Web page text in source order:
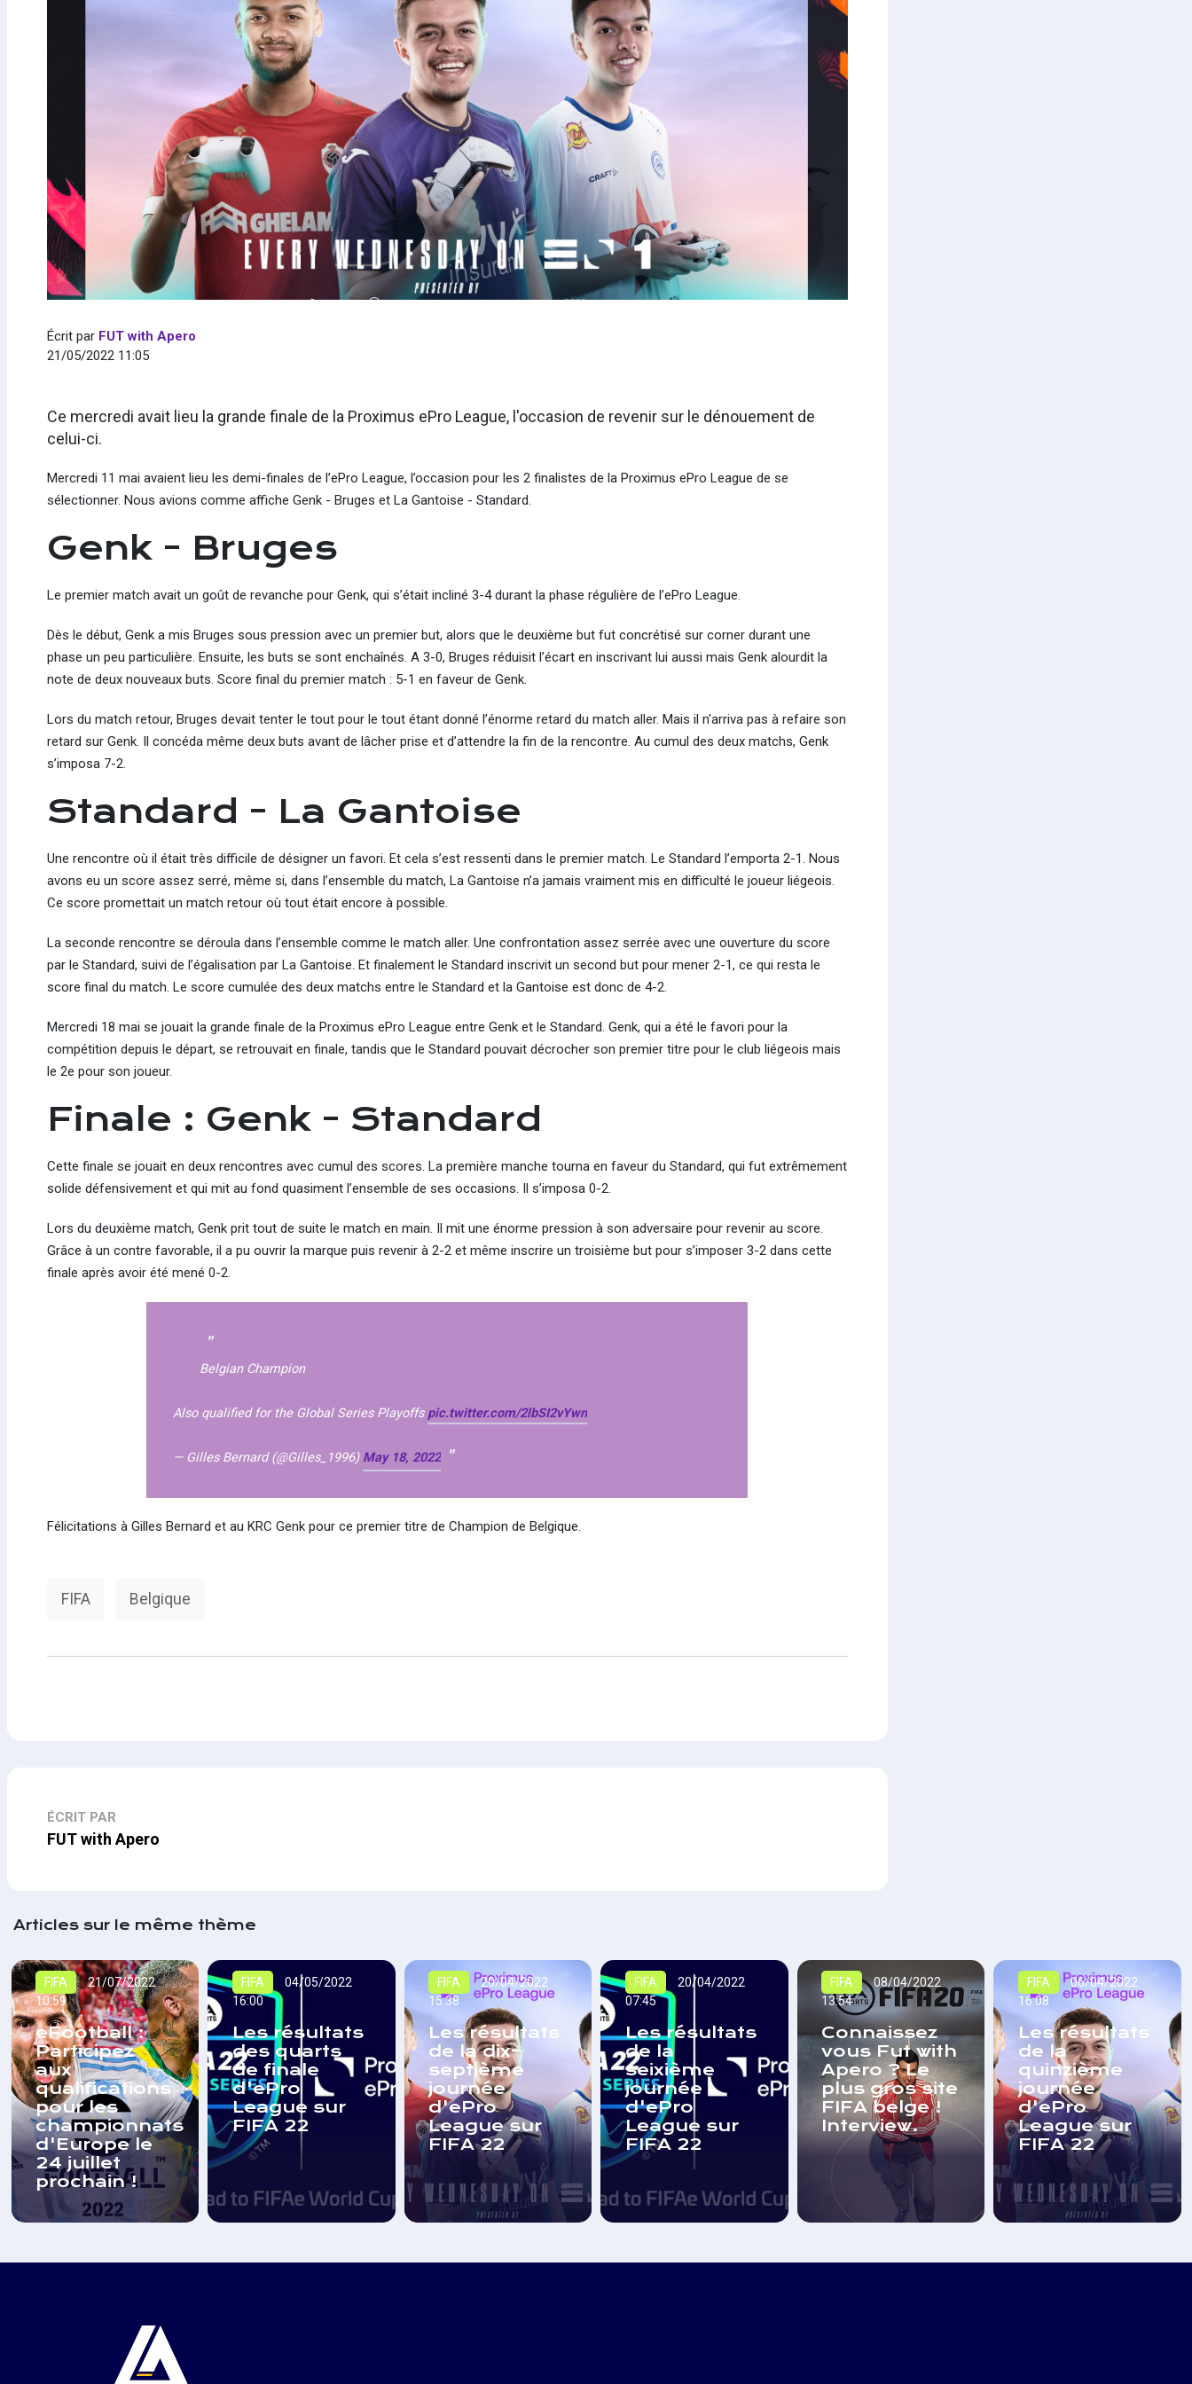
Écrit par FUT with Apero
21/05/2022 11:05
Ce mercredi avait lieu la grande finale de la Proximus ePro League, l'occasion de revenir sur le dénouement de
celui-ci.
Mercredi 11 mai avaient lieu les demi-finales de l’ePro League, l’occasion pour les 2 finalistes de la Proximus ePro League de se
sélectionner. Nous avions comme affiche Genk - Bruges et La Gantoise - Standard.
Genk - Bruges
Le premier match avait un goût de revanche pour Genk, qui s’était incliné 3-4 durant la phase régulière de l’ePro League.
Dès le début, Genk a mis Bruges sous pression avec un premier but, alors que le deuxième but fut concrétisé sur corner durant une
phase un peu particulière. Ensuite, les buts se sont enchaînés. A 3-0, Bruges réduisit l’écart en inscrivant lui aussi mais Genk alourdit la
note de deux nouveaux buts. Score final du premier match : 5-1 en faveur de Genk.
Lors du match retour, Bruges devait tenter le tout pour le tout étant donné l’énorme retard du match aller. Mais il n'arriva pas à refaire son
retard sur Genk. Il concéda même deux buts avant de lâcher prise et d’attendre la fin de la rencontre. Au cumul des deux matchs, Genk
s’imposa 7-2.
Standard - La Gantoise
Une rencontre où il était très difficile de désigner un favori. Et cela s’est ressenti dans le premier match. Le Standard l’emporta 2-1. Nous
avons eu un score assez serré, même si, dans l’ensemble du match, La Gantoise n’a jamais vraiment mis en difficulté le joueur liégeois.
Ce score promettait un match retour où tout était encore à possible.
La seconde rencontre se déroula dans l’ensemble comme le match aller. Une confrontation assez serrée avec une ouverture du score
par le Standard, suivi de l’égalisation par La Gantoise. Et finalement le Standard inscrivit un second but pour mener 2-1, ce qui resta le
score final du match. Le score cumulée des deux matchs entre le Standard et la Gantoise est donc de 4-2.
Mercredi 18 mai se jouait la grande finale de la Proximus ePro League entre Genk et le Standard. Genk, qui a été le favori pour la
compétition depuis le départ, se retrouvait en finale, tandis que le Standard pouvait décrocher son premier titre pour le club liégeois mais
le 2e pour son joueur.
Finale : Genk - Standard
Cette finale se jouait en deux rencontres avec cumul des scores. La première manche tourna en faveur du Standard, qui fut extrêmement
solide défensivement et qui mit au fond quasiment l’ensemble de ses occasions. Il s’imposa 0-2.
Lors du deuxième match, Genk prit tout de suite le match en main. Il mit une énorme pression à son adversaire pour revenir au score.
Grâce à un contre favorable, il a pu ouvrir la marque puis revenir à 2-2 et même inscrire un troisième but pour s’imposer 3-2 dans cette
finale après avoir été mené 0-2.
Belgian Champion
Also qualified for the Global Series Playoffs pic.twitter.com/2lbSI2vYwn
— Gilles Bernard (@Gilles_1996) May 18, 2022
Félicitations à Gilles Bernard et au KRC Genk pour ce premier titre de Champion de Belgique.
FIFA Belgique
ÉCRIT PAR
FUT with Apero
Articles sur le même thème
FIFA
21/07/2022
10:59
eFootball :
Participez
aux
qualifications
pour les
championnats
d'Europe le
24 juillet
prochain !
FIFA
04/05/2022
16:00
Les résultats
des quarts
de finale
d'ePro
League sur
FIFA 22
FIFA
20/04/2022
15:38
Les résultats
de la dix-
septième
journée
d'ePro
League sur
FIFA 22
FIFA
20/04/2022
07:45
Les résultats
de la
seixième
journée
d'ePro
League sur
FIFA 22
FIFA
08/04/2022
13:54
Connaissez
vous Fut with
Apero ? Le
plus gros site
FIFA belge !
Interview.
FIFA
06/04/2022
16:08
Les résultats
de la
quinzième
journée
d'ePro
League sur
FIFA 22